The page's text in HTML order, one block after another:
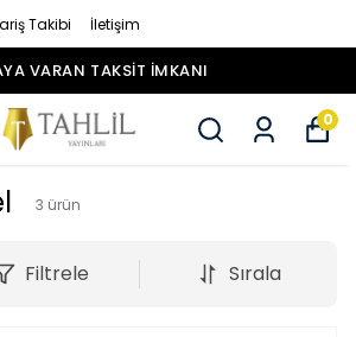
Takibi İletişim
VARAN TAKSİT İMKANI
0
3 ürün
Filtrele Sırala